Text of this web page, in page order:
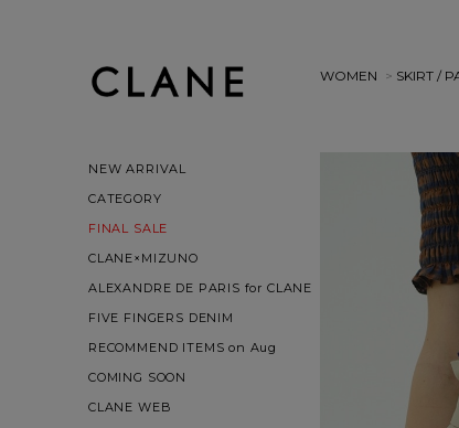
NEW ARRIVAL
CATEGORY
FINAL SALE
CLANE×MIZUNO
ALEXANDRE DE PARIS for CLANE
FIVE FINGERS DENIM
RECOMMEND ITEMS on Aug
COMING SOON
CLANE WEB
WOMEN > SKIRT /